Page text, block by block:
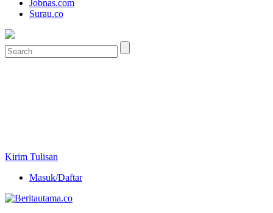
Jobnas.com
Surau.co
Kirim Tulisan
Masuk/Daftar